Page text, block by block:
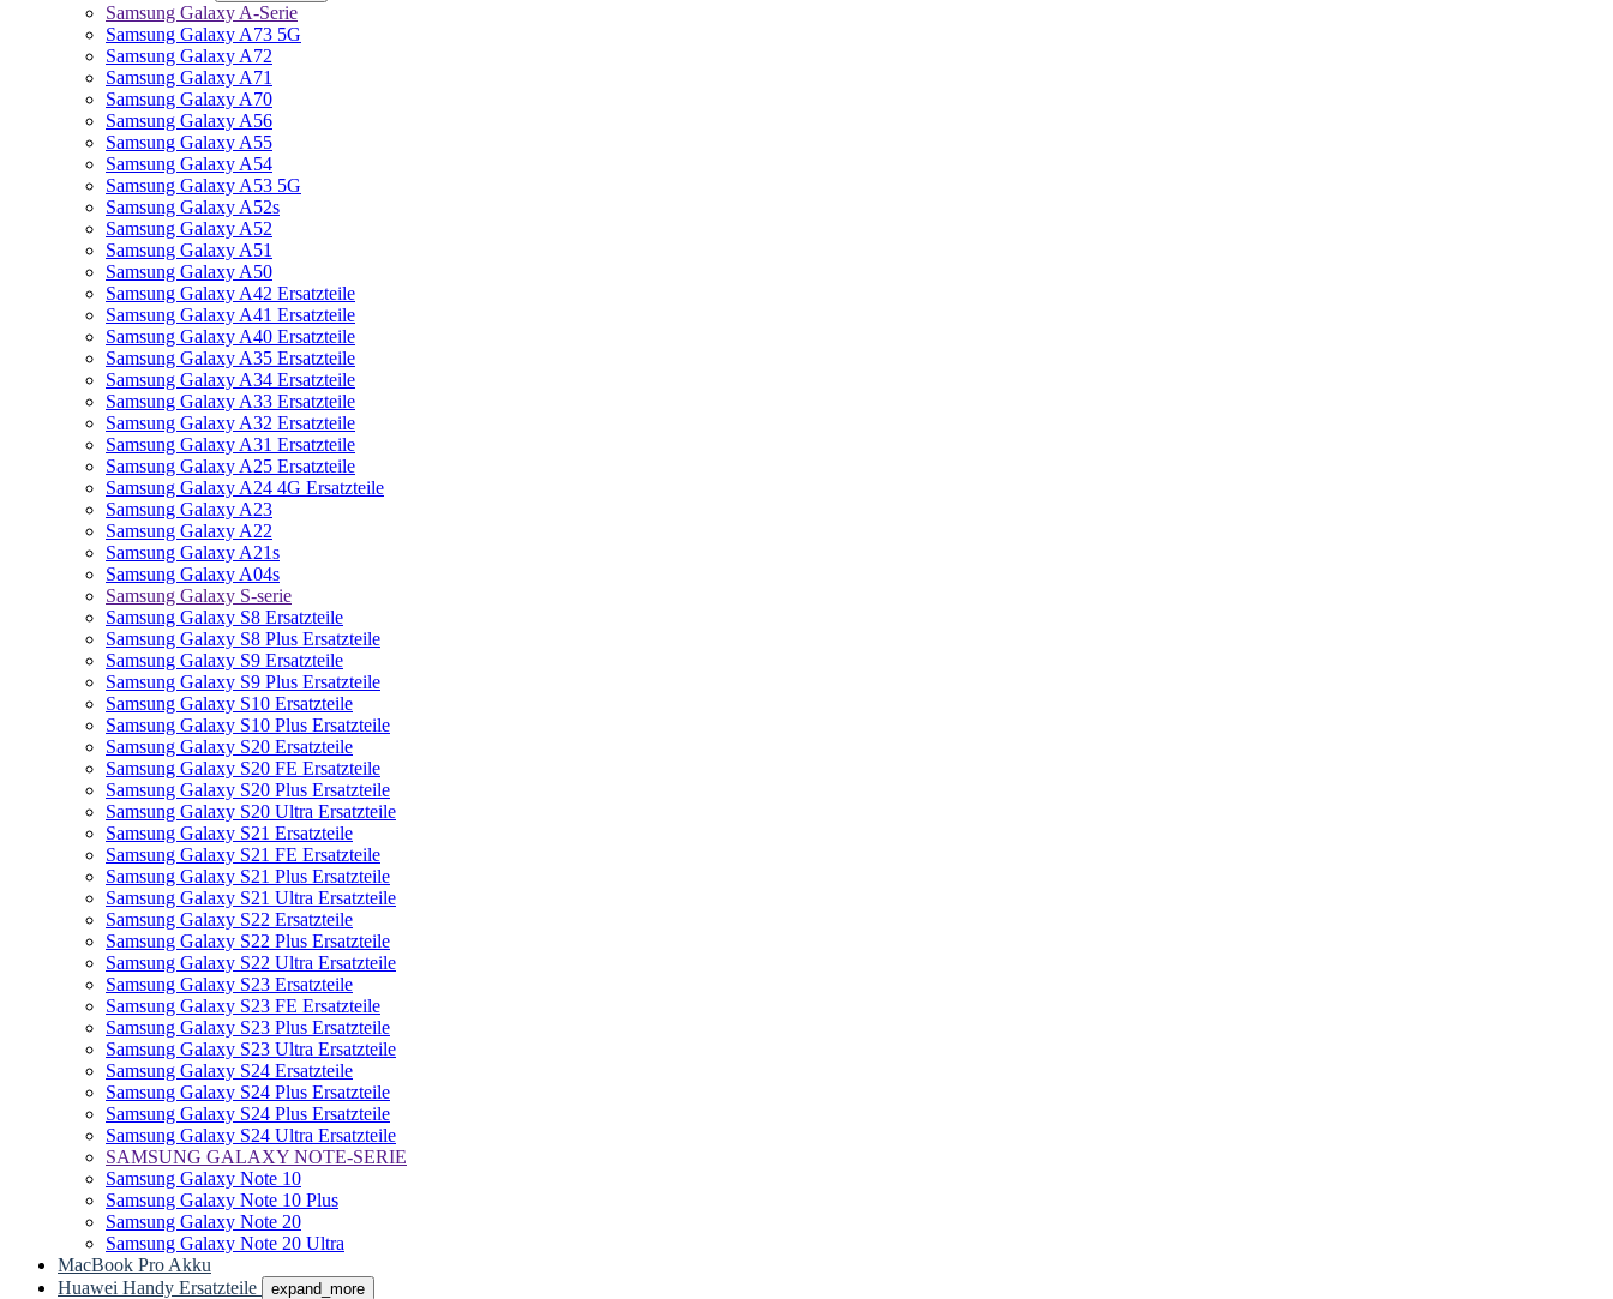
Samsung Galaxy A-Serie
Samsung Galaxy A73 5G
Samsung Galaxy A72
Samsung Galaxy A71
Samsung Galaxy A70
Samsung Galaxy A56
Samsung Galaxy A55
Samsung Galaxy A54
Samsung Galaxy A53 5G
Samsung Galaxy A52s
Samsung Galaxy A52
Samsung Galaxy A51
Samsung Galaxy A50
Samsung Galaxy A42 Ersatzteile
Samsung Galaxy A41 Ersatzteile
Samsung Galaxy A40 Ersatzteile
Samsung Galaxy A35 Ersatzteile
Samsung Galaxy A34 Ersatzteile
Samsung Galaxy A33 Ersatzteile
Samsung Galaxy A32 Ersatzteile
Samsung Galaxy A31 Ersatzteile
Samsung Galaxy A25 Ersatzteile
Samsung Galaxy A24 4G Ersatzteile
Samsung Galaxy A23
Samsung Galaxy A22
Samsung Galaxy A21s
Samsung Galaxy A04s
Samsung Galaxy S-serie
Samsung Galaxy S8 Ersatzteile
Samsung Galaxy S8 Plus Ersatzteile
Samsung Galaxy S9 Ersatzteile
Samsung Galaxy S9 Plus Ersatzteile
Samsung Galaxy S10 Ersatzteile
Samsung Galaxy S10 Plus Ersatzteile
Samsung Galaxy S20 Ersatzteile
Samsung Galaxy S20 FE Ersatzteile
Samsung Galaxy S20 Plus Ersatzteile
Samsung Galaxy S20 Ultra Ersatzteile
Samsung Galaxy S21 Ersatzteile
Samsung Galaxy S21 FE Ersatzteile
Samsung Galaxy S21 Plus Ersatzteile
Samsung Galaxy S21 Ultra Ersatzteile
Samsung Galaxy S22 Ersatzteile
Samsung Galaxy S22 Plus Ersatzteile
Samsung Galaxy S22 Ultra Ersatzteile
Samsung Galaxy S23 Ersatzteile
Samsung Galaxy S23 FE Ersatzteile
Samsung Galaxy S23 Plus Ersatzteile
Samsung Galaxy S23 Ultra Ersatzteile
Samsung Galaxy S24 Ersatzteile
Samsung Galaxy S24 Plus Ersatzteile
Samsung Galaxy S24 Plus Ersatzteile
Samsung Galaxy S24 Ultra Ersatzteile
SAMSUNG GALAXY NOTE-SERIE
Samsung Galaxy Note 10
Samsung Galaxy Note 10 Plus
Samsung Galaxy Note 20
Samsung Galaxy Note 20 Ultra
MacBook Pro Akku
Huawei Handy Ersatzteile
expand_more